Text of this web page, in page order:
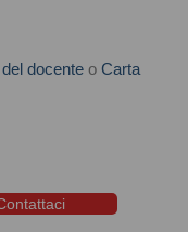
docente o Carta